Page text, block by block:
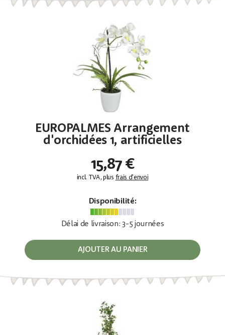
EUROPALMES Arrangement
d'orchidées 1, artificielles
15,87 €
incl. TVA, plus frais d'envoi
Disponibilité:
Délai de livraison: 3-5 journées
AJOUTER AU PANIER